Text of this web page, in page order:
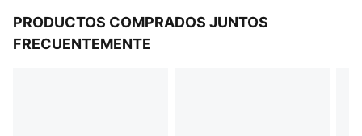
PRODUCTOS COMPRADOS JUNTOS
FRECUENTEMENTE